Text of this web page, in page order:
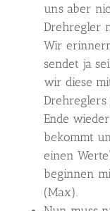
uns aber
Drehregler
Wir
sendet ja
wir diese
Ende
bekommt
einen
beginnen
(Max).